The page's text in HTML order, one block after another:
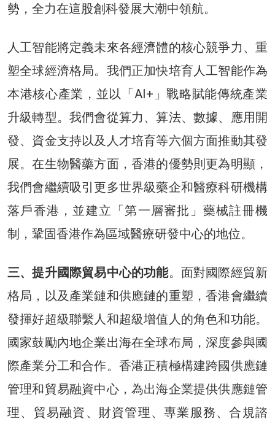
勢，全力在這股創科發展大潮中領航。
人工智能將定義未來各經濟體的核心競爭力、重
塑全球經濟格局。我們正加快培育人工智能作為
本港核心產業，並以「AI+」戰略賦能傳統產業
升級轉型。我們會從算力、算法、數據、應用開
發、資金支持以及人才培育等六個方面推動其發
展。在生物醫藥方面，香港的優勢則更為明顯，
我們會繼續吸引更多世界級藥企和醫療科研機構
落戶香港，並建立「第一層審批」藥械註冊機
制，鞏固香港作為區域醫療研發中心的地位。
三、提升國際貿易中心的功能。面對國際經貿新
格局，以及產業鏈和供應鏈的重塑，香港會繼續
發揮好超級聯繫人和超級增值人的角色和功能。
國家鼓勵內地企業出海在全球布局，深度參與國
際產業分工和合作。香港正積極構建跨國供應鏈
管理和貿易融資中心，為出海企業提供供應鏈管
理、貿易融資、財資管理、專業服務、合規諮